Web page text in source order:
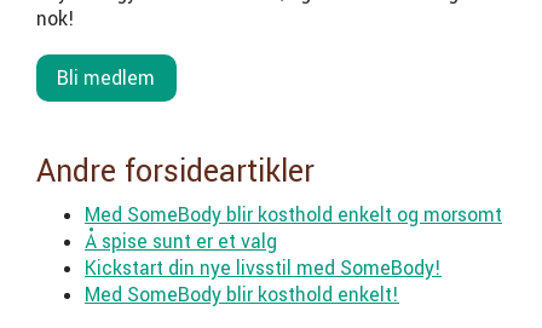
nok!
Bli medlem
Andre forsideartikler
Med SomeBody blir kosthold enkelt og morsomt
Å spise sunt er et valg
Kickstart din nye livsstil med SomeBody!
Med SomeBody blir kosthold enkelt!